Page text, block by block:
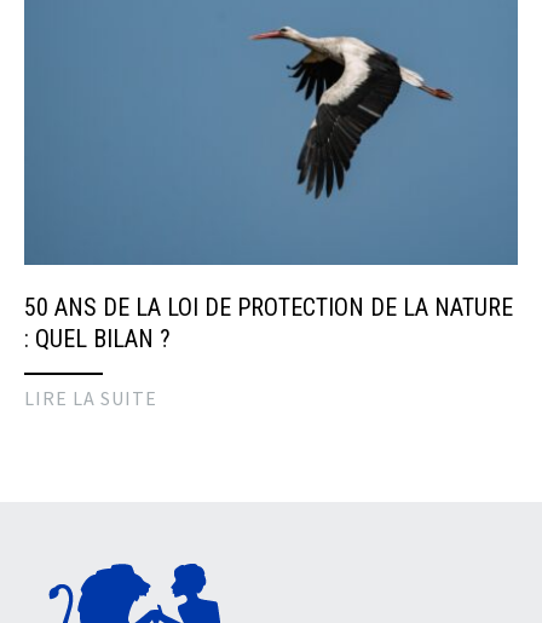
50 ANS DE LA LOI DE PROTECTION DE LA NATURE
: QUEL BILAN ?
LIRE LA SUITE